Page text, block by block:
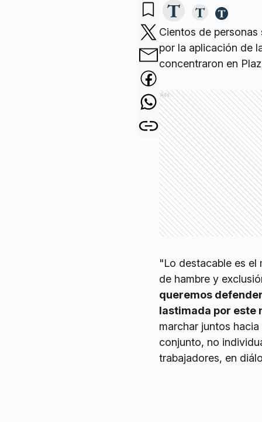
Cientos de
por la aplicación de
concentraron en
Ads
"Lo destacable es el
de hambre y
queremos
lastimada por este
marchar juntos
conjunto, no
trabajadores, en